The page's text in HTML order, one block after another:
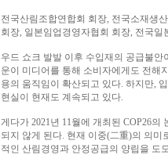
전국산림조합연합회 회장, 전국소재생
회장, 일본임업경영자협회 회장, 전국
우드 쇼크 발발 이후 수입재의 공급불
운이 미디어를 통해 소비자에게도 전해
용의 움직임이 확산되고 있다. 하지만,
현실이 현재도 계속되고 있다.
게다가 2021년 11월에 개최된 COP26
되지 않게 된다. 현재 이중(二重)의 의
적인 산림경영과 안정공급의 양립을 도